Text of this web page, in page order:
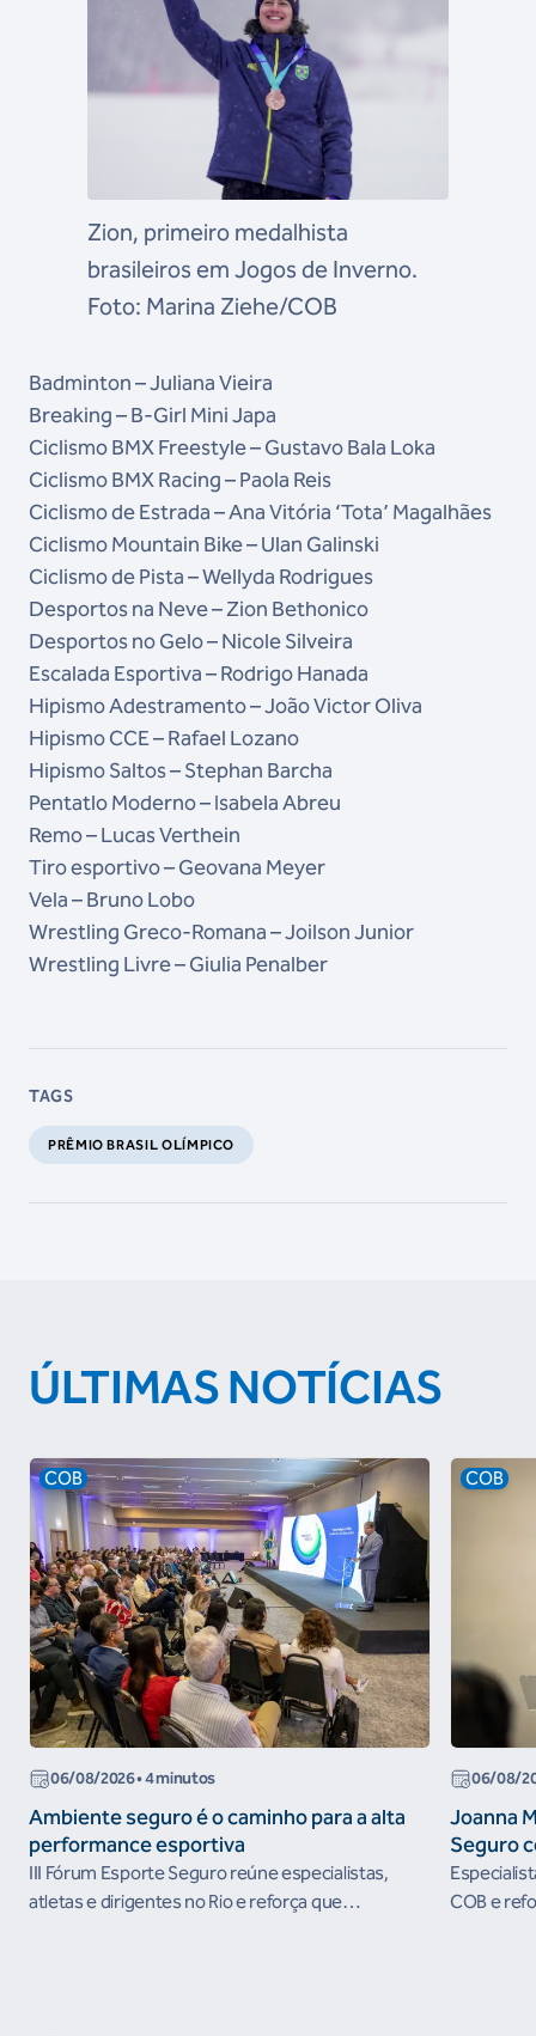
Zion, primeiro medalhista
brasileiros em Jogos de Inverno.
Foto: Marina Ziehe/COB
Badminton – Juliana Vieira
Breaking – B-Girl Mini Japa
Ciclismo BMX Freestyle – Gustavo Bala Loka
Ciclismo BMX Racing – Paola Reis
Ciclismo de Estrada – Ana Vitória ‘Tota’ Magalhães
Ciclismo Mountain Bike – Ulan Galinski
Ciclismo de Pista – Wellyda Rodrigues
Desportos na Neve – Zion Bethonico
Desportos no Gelo – Nicole Silveira
Escalada Esportiva – Rodrigo Hanada
Hipismo Adestramento – João Victor Oliva
Hipismo CCE – Rafael Lozano
Hipismo Saltos – Stephan Barcha
Pentatlo Moderno – Isabela Abreu
Remo – Lucas Verthein
Tiro esportivo – Geovana Meyer
Vela – Bruno Lobo
Wrestling Greco-Romana – Joilson Junior
Wrestling Livre – Giulia Penalber
TAGS
PRÊMIO BRASIL OLÍMPICO
ÚLTIMAS NOTÍCIAS
COB
06/08/2026• 4 minutos
Ambiente seguro é o caminho para a alta
performance esportiva
III Fórum Esporte Seguro reúne especialistas,
atletas e dirigentes no Rio e reforça que
COB
06/08/
Joanna
Seguro
COB e